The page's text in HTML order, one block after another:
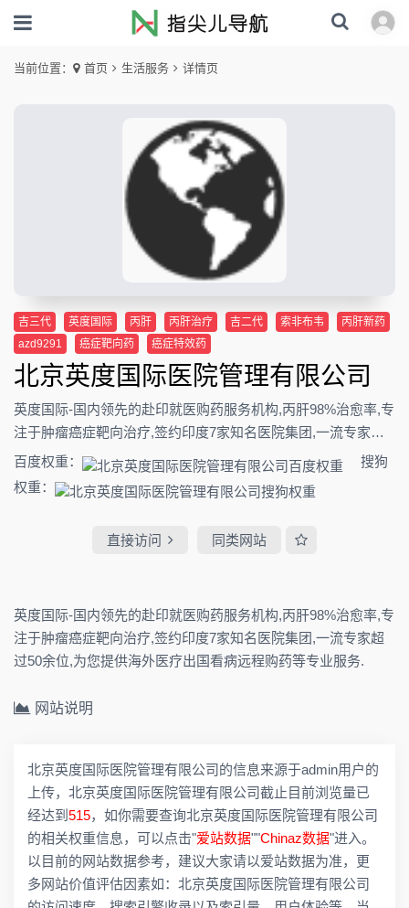
当前位置： 首页 生活服务 详情页
吉三代 英度国际 丙肝 丙肝治疗 吉二代 索非布韦
丙肝新药
azd9291
癌症靶向药 癌症特效药
北京英度国际医院管理有限公司
英度国际-国内领先的赴印就医购药服务机构,丙肝98%治愈率,专
注于肿瘤癌症靶向治疗,签约印度7家知名医院集团,一流专家超
过50余位,为您提供海外医疗出国看病远程购药等专业服务.
百度权重：
搜狗
权重：
直接访问 同类网站
英度国际-国内领先的赴印就医购药服务机构,丙肝98%治愈率,专
注于肿瘤癌症靶向治疗,签约印度7家知名医院集团,一流专家超
过50余位,为您提供海外医疗出国看病远程购药等专业服务.
网站说明
北京英度国际医院管理有限公司的信息来源于admin用户的
上传，北京英度国际医院管理有限公司截止目前浏览量已
经达到 515，如你需要查询北京英度国际医院管理有限公司
的相关权重信息，可以点击"爱站数据""Chinaz数据"进入。
以目前的网站数据参考，建议大家请以爱站数据为准，更
多网站价值评估因素如：北京英度国际医院管理有限公司